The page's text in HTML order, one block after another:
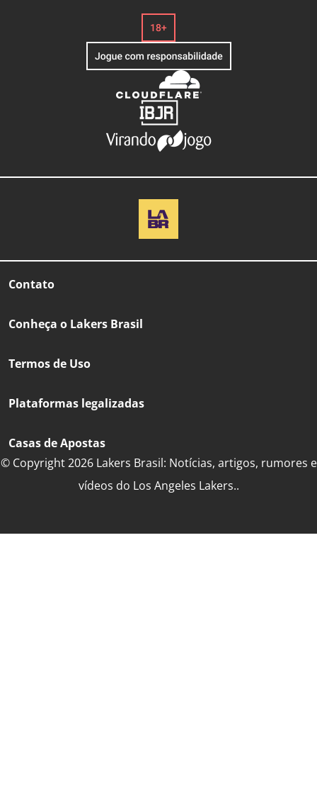
Contato
Conheça o Lakers Brasil
Termos de Uso
Plataformas legalizadas
Casas de Apostas
© Copyright 2026 Lakers Brasil: Notícias, artigos, rumores e
vídeos do Los Angeles Lakers..